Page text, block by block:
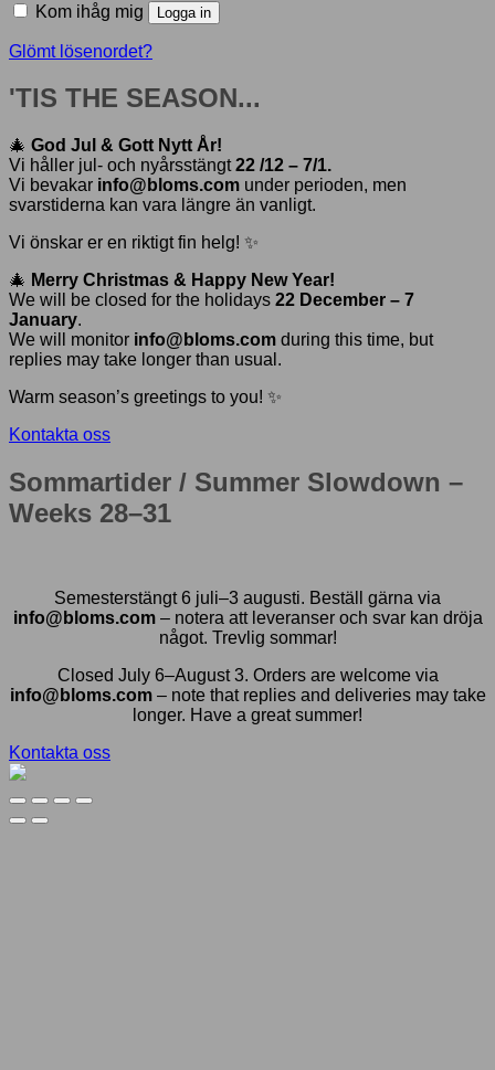
Kom ihåg mig Logga in
Glömt lösenordet?
'TIS THE SEASON...
🎄 God Jul & Gott Nytt År!
Vi håller jul- och nyårsstängt22 /12 – 7/1.
Vi bevakar info@bloms.com under perioden, men
svarstiderna kan vara längre än vanligt.
Vi önskar er en riktigt fin helg! ✨
🎄 Merry Christmas & Happy New Year!
We will be closed for the holidays 22 December – 7
January.
We will monitor info@bloms.com during this time, but
replies may take longer than usual.
Warm season’s greetings to you! ✨
Kontakta oss
Sommartider / Summer Slowdown –
Weeks 28–31
Semesterstängt 6 juli–3 augusti. Beställ gärna via
info@bloms.com– notera att leveranser och svar kan dröja
något. Trevlig sommar!
Closed July 6–August 3. Orders are welcome via
info@bloms.com– note that replies and deliveries may take
longer. Have a great summer!
Kontakta oss